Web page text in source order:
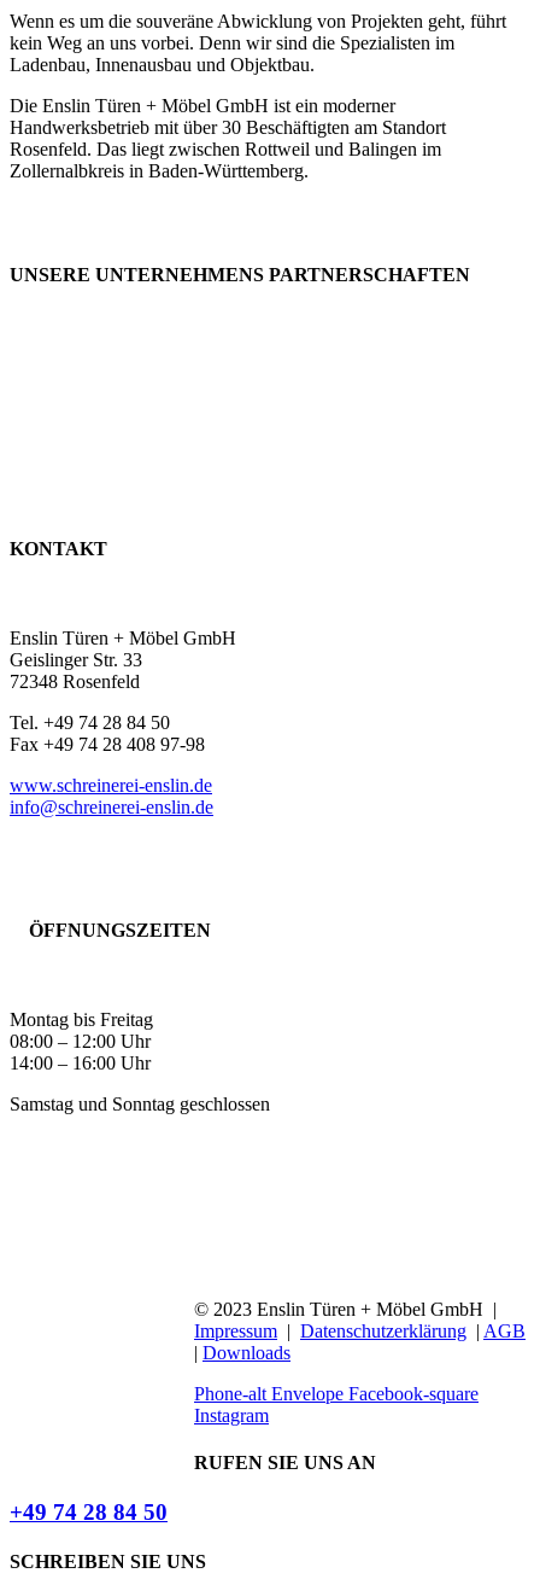
Wenn es um die souveräne Abwicklung von Projekten geht, führt
kein Weg an uns vorbei. Denn wir sind die Spezialisten im
Ladenbau, Innenausbau und Objektbau.
Die Enslin Türen + Möbel GmbH ist ein moderner
Handwerksbetrieb mit über 30 Beschäftigten am Standort
Rosenfeld. Das liegt zwischen Rottweil und Balingen im
Zollernalbkreis in Baden-Württemberg.
UNSERE UNTERNEHMENS PARTNERSCHAFTEN
KONTAKT
Enslin Türen + Möbel GmbH
Geislinger Str. 33
72348 Rosenfeld
Tel. +49 74 28 84 50
Fax +49 74 28 408 97-98
www.schreinerei-enslin.de
info@schreinerei-enslin.de
ÖFFNUNGSZEITEN
Montag bis Freitag
08:00 – 12:00 Uhr
14:00 – 16:00 Uhr
Samstag und Sonntag geschlossen
© 2023 Enslin Türen + Möbel GmbH |
Impressum | Datenschutzerklärung | AGB
| Downloads
Phone-alt Envelope Facebook-square
Instagram
RUFEN SIE UNS AN
+49 74 28 84 50
SCHREIBEN SIE UNS